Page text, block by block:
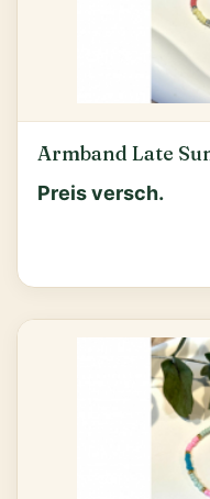
Armband Late
Preis versch.